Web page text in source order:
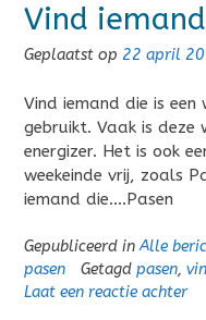
Vind
Geplaatst op 22 april
Vind iemand die is
gebruikt. Vaak is deze
energizer. Het is ook
weekeinde vrij, zoals
iemand die….Pasen
Gepubliceerd inAlle
pasen
Getagd pasen,
Laat een reactie achter